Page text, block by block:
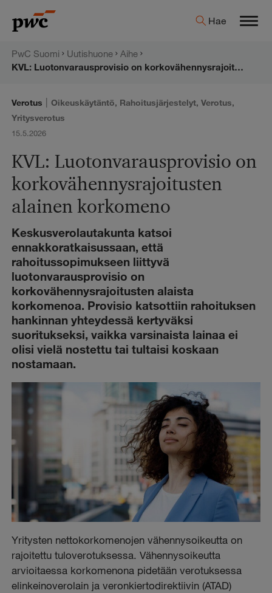
sisältöön
PwC:n
Hae
PwC Suomi Uutishuone
Aihe
KVL: Luotonvarausprovisio on korkovähennysrajoitusten alainen korkomeno
Verotus | Oikeuskäytäntö, Rahoitusjärjestelyt,Verotus,
Yritysverotus
15.5.2026
KVL: Luotonvarausprovisio on
korkovähennysrajoitusten
alainen korkomeno
Keskusverolautakunta katsoi
ennakkoratkaisussaan, että
rahoitussopimukseen liittyvä
luotonvarausprovisio on
korkovähennysrajoitusten alaista
korkomenoa. Provisio katsottiin rahoituksen
hankinnan yhteydessä kertyväksi
suoritukseksi, vaikka varsinaista lainaa ei
olisi vielä nostettu tai tultaisi koskaan
nostamaan.
Yritysten nettokorkomenojen vähennysoikeutta on
rajoitettu tuloverotuksessa. Vähennysoikeutta
arvioitaessa korkomenona pidetään verotuksessa
elinkeinoverolain ja veronkiertodirektiivin (ATAD)